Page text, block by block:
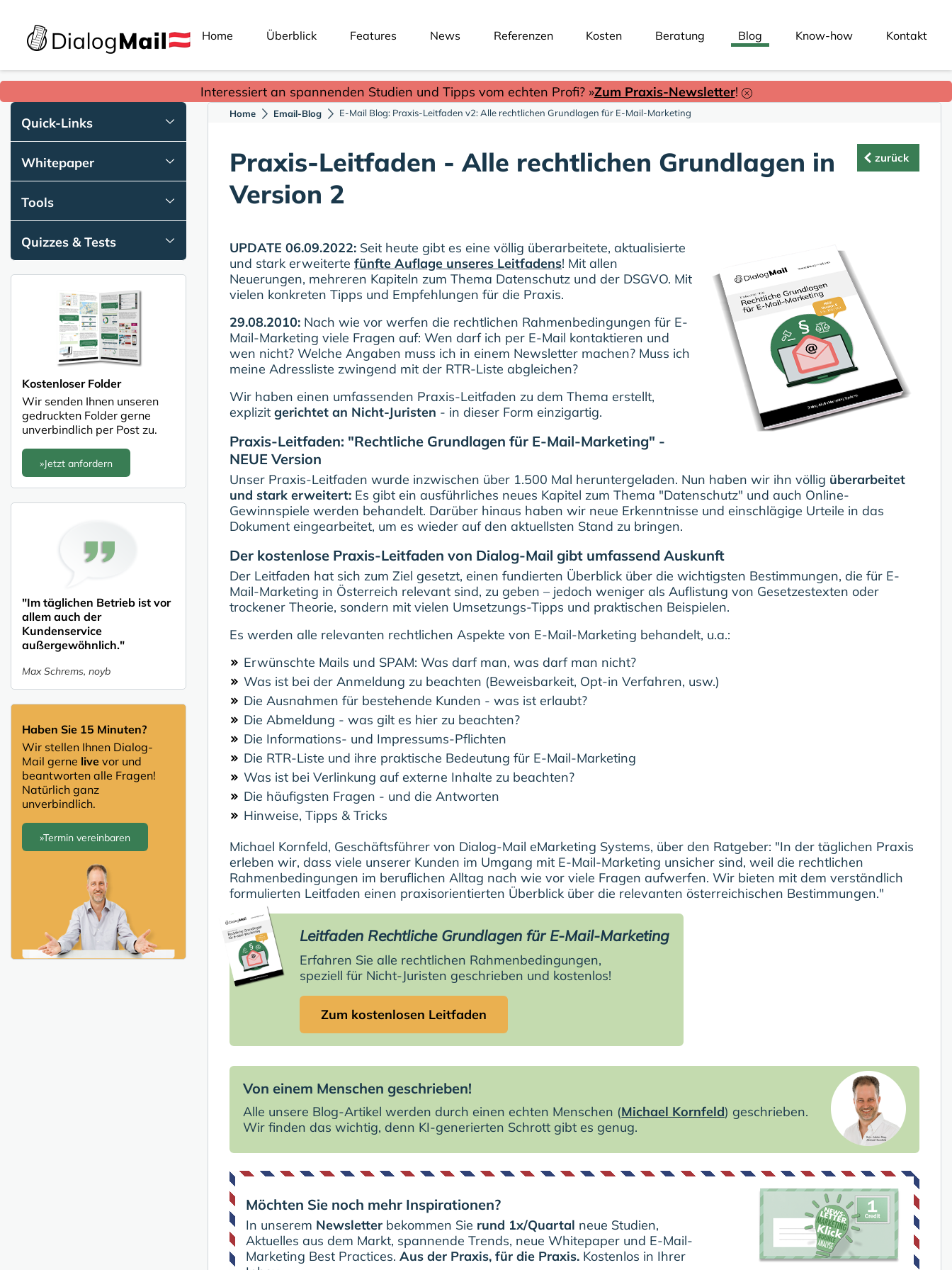
Home Überblick Features News Referenzen Kosten Beratung Blog Know-how Kontakt
Interessiert an spannenden Studien und Tipps vom echten Profi? »Zum Praxis-Newsletter!
Home Email-Blog E-Mail Blog: Praxis-Leitfaden v2: Alle rechtlichen Grundlagen für E-Mail-Marketing
zurück
Praxis-Leitfaden - Alle rechtlichen Grundlagen in
Version 2
UPDATE 06.09.2022:Seit heute gibt es eine völlig überarbeitete, aktualisierte
und stark erweiterte fünfte Auflage unseres Leitfadens! Mit allen
Neuerungen, mehreren Kapiteln zum Thema Datenschutz und der DSGVO. Mit
vielen konkreten Tipps und Empfehlungen für die Praxis.
29.08.2010: Nach wie vor werfen die rechtlichen Rahmenbedingungen für E-
Mail-Marketing viele Fragen auf: Wen darf ich per E-Mail kontaktieren und
wen nicht? Welche Angaben muss ich in einem Newsletter machen? Muss ich
meine Adressliste zwingend mit der RTR-Liste abgleichen?
Wir haben einen umfassenden Praxis-Leitfaden zu dem Thema erstellt,
explizit gerichtet an Nicht-Juristen - in dieser Form einzigartig.
Praxis-Leitfaden: "Rechtliche Grundlagen für E-Mail-Marketing" -
NEUE Version
Unser Praxis-Leitfaden wurde inzwischen über 1.500 Mal heruntergeladen. Nun haben wir ihn völlig überarbeitet
und stark erweitert: Es gibt ein ausführliches neues Kapitel zum Thema "Datenschutz" und auch Online-
Gewinnspiele werden behandelt. Darüber hinaus haben wir neue Erkenntnisse und einschlägige Urteile in das
Dokument eingearbeitet, um es wieder auf den aktuellsten Stand zu bringen.
Der kostenlose Praxis-Leitfaden von Dialog-Mail gibt umfassend Auskunft
Der Leitfaden hat sich zum Ziel gesetzt, einen fundierten Überblick über die wichtigsten Bestimmungen, die für E-
Mail-Marketing in Österreich relevant sind, zu geben – jedoch weniger als Auflistung von Gesetzestexten oder
trockener Theorie, sondern mit vielen Umsetzungs-Tipps und praktischen Beispielen.
Es werden alle relevanten rechtlichen Aspekte von E-Mail-Marketing behandelt, u.a.:
Erwünschte Mails und SPAM: Was darf man, was darf man nicht?
Was ist bei der Anmeldung zu beachten (Beweisbarkeit, Opt-in Verfahren, usw.)
Die Ausnahmen für bestehende Kunden - was ist erlaubt?
Die Abmeldung - was gilt es hier zu beachten?
Die Informations- und Impressums-Pflichten
Die RTR-Liste und ihre praktische Bedeutung für E-Mail-Marketing
Was ist bei Verlinkung auf externe Inhalte zu beachten?
Die häufigsten Fragen - und die Antworten
Hinweise, Tipps & Tricks
Michael Kornfeld, Geschäftsführer von Dialog-Mail eMarketing Systems, über den Ratgeber: "In der täglichen Praxis
erleben wir, dass viele unserer Kunden im Umgang mit E-Mail-Marketing unsicher sind, weil die rechtlichen
Rahmenbedingungen im beruflichen Alltag nach wie vor viele Fragen aufwerfen. Wir bieten mit dem verständlich
formulierten Leitfaden einen praxisorientierten Überblick über die relevanten österreichischen Bestimmungen."
Leitfaden Rechtliche Grundlagen für E-Mail-Marketing
Erfahren Sie alle rechtlichen Rahmenbedingungen,
speziell für Nicht-Juristen geschrieben und kostenlos!
Zum kostenlosen Leitfaden
Von einem Menschen geschrieben!
Alle unsere Blog-Artikel werden durch einen echten Menschen (Michael Kornfeld) geschrieben.
Wir finden das wichtig, denn KI-generierten Schrott gibt es genug.
Möchten Sie noch mehr Inspirationen?
In unserem Newsletterbekommen Sie rund 1x/Quartal neue Studien,
Aktuelles aus dem Markt, spannende Trends, neue Whitepaper und E-Mail-
Marketing Best Practices. Aus der Praxis, für die Praxis.Kostenlos in Ihrer
Quick-Links
Whitepaper
Tools
Quizzes & Tests
Kostenloser Folder
Wir senden Ihnen unseren
gedruckten Folder gerne
unverbindlich per Post zu.
»Jetzt anfordern
"Im täglichen Betrieb ist vor
allem auch der
Kundenservice
außergewöhnlich."
Max Schrems, noyb
Haben Sie 15 Minuten?
Wir stellen Ihnen Dialog-
Mail gerne live vor und
beantworten alle Fragen!
Natürlich ganz
unverbindlich.
»Termin vereinbaren